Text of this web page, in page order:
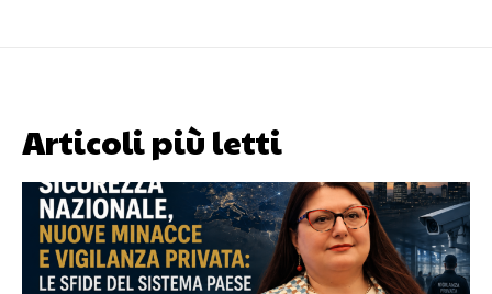
Articoli più letti